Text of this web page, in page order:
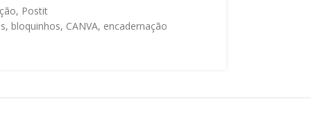
, Postit
, bloquinhos, CANVA, encadernação